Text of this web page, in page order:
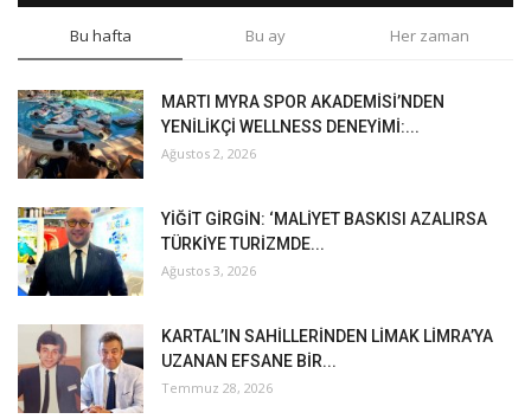
Bu hafta Bu ay Her zaman
MARTI MYRA SPOR AKADEMİSİ’NDEN
YENİLİKÇİ WELLNESS DENEYİMİ:...
Ağustos 2, 2026
YİĞİT GİRGİN: ‘MALİYET BASKISI AZALIRSA
TÜRKİYE TURİZMDE...
Ağustos 3, 2026
KARTAL’IN SAHİLLERİNDEN LİMAK LİMRA’YA
UZANAN EFSANE BİR...
Temmuz 28, 2026